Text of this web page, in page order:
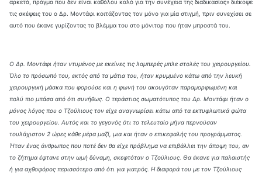
αρκετά, πράγμα που δεν είναι καθόλου καλό για την συνέχεια της διαδικασίας» διέκοψε
τις σκέψεις του ο Δρ. Μοντάφι κοιτάζοντας τον μόνο για μία στιγμή, πριν συνεχίσει σε
αυτό που έκανε γυρίζοντας το βλέμμα του στο μόνιτορ που ήταν μπροστά του.
Ο Δρ. Μοντάφι ήταν ντυμένος με εκείνες τις λαμπερές μπλε στολές του χειρουργείου.
Όλο το πρόσωπό του, εκτός από τα μάτια του, ήταν κρυμμένο κάτω από την λευκή
χειρουργική μάσκα που φορούσε και η φωνή του ακουγόταν παραμορφωμένη και
πολύ πιο μπάσα από ότι συνήθως. Ο τεράστιος σωματότυπος του Δρ. Μοντάφι ήταν ο
μόνος λόγος που ο Τζούλιους τον είχε αναγνωρίσει κάτω από τα εκτυφλωτικά φώτα
του χειρουργείου. Αυτός και το γεγονός ότι το τελευταίο μήνα περνούσαν
τουλάχιστον 2 ώρες κάθε μέρα μαζί, μια και ήταν ο επικεφαλής του προγράμματος.
Ήταν ένας άνθρωπος που ποτέ δεν θα είχε πρόβλημα να επιβάλλει την άποψη του, αν
το ζήτημα έφτανε στην ωμή δύναμη, σκεφτόταν ο Τζούλιους. Θα έκανε για παλαιστής
ή για αχθοφόρος περισσότερο από ότι για γιατρός. Η διαφορά του με τον Τζούλιους